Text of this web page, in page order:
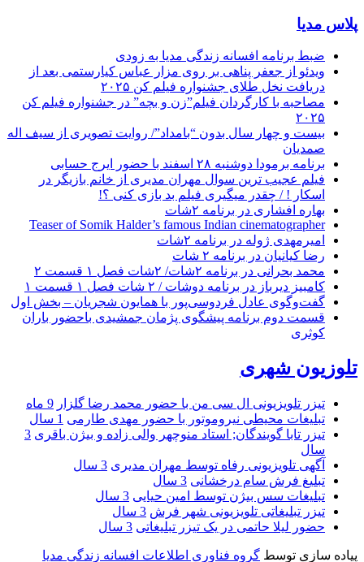
پلاس مدیا
ضبط برنامه افسانه زندگی مدیا به زودی
ویدئو از جعفر پناهی بر روی مزار عباس کیارستمی بعد از
دریافت نخل طلای جشنواره فیلم کن ۲۰۲۵
مصاحبه با کارگردان فیلم”زن و بچه” در جشنواره فیلم کن
۲۰۲۵
بیست و چهار سال بدون “بامداد”/ روایت تصویری از سیف اله
صمدیان
برنامه برمودا دوشنبه ۲۸ اسفند با حضور ایرج حسابی
فیلم عجیب ترین سوال مهران مدیری از خانم بازیگر در
اسکار ! / چقدر میگیری فیلم بد بازی کنی ؟!
بهاره افشاری در برنامه ۲شات
Teaser of Somik Halder’s famous Indian cinematographer
امیرمهدی ژوله در برنامه ۲شات
رضا کیانیان در برنامه ۲ شات
محمد بحرانی در برنامه ۲شات/ ۲شات فصل ۱ قسمت ۲
کامبیز دیرباز در برنامه دوشات / ۲ شات فصل ۱ قسمت ۱
گفت‌وگوی عادل فردوسی‌پور با همایون شجریان – بخش اول
قسمت دوم برنامه پیشگوی پژمان جمشیدی باحضور باران
کوثری
تلوزیون شهری
تیزر تلویزیونی ال سی من با حضور محمد رضا گلزار 9 ماه
تبلیغات محیطی نیروموتور با حضور مهدی طارمی 1 سال
تیزر تابا گویندگان; استاد منوچهر والی زاده و بیژن باقری 3
سال
آگهی تلویزیونی رفاه توسط مهران مدیری 3 سال
تبلیغ فرش سام درخشانی 3 سال
تبلیغات سس بیژن توسط امین حیایی 3 سال
تیزر تبلیغاتی تلویزیونی شهر فرش 3 سال
حضور لیلا حاتمی در یک تیزر تبلیغاتی 3 سال
پیاده سازی توسط گروه فناوری اطلاعات افسانه زندگی مدیا